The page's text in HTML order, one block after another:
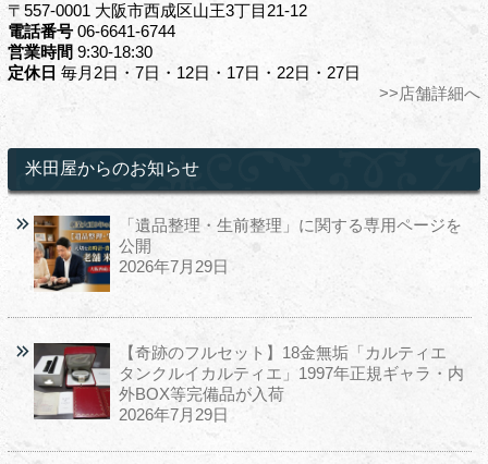
〒557-0001 大阪市西成区山王3丁目21-12
電話番号06-6641-6744
営業時間 9:30-18:30
定休日 毎月2日・7日・12日・17日・22日・27日
>>店舗詳細へ
米田屋からのお知らせ
「遺品整理・生前整理」に関する専用ページを
公開
2026年7月29日
【奇跡のフルセット】18金無垢「カルティエ
タンクルイカルティエ」1997年正規ギャラ・内
外BOX等完備品が入荷
2026年7月29日